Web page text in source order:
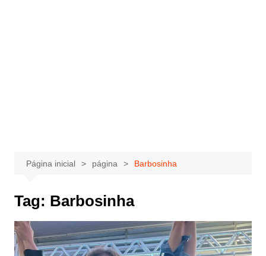
Página inicial página Barbosinha
Tag: Barbosinha